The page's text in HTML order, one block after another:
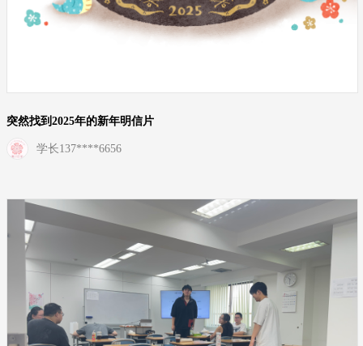
突然找到2025年的新年明信片
学长137****6656